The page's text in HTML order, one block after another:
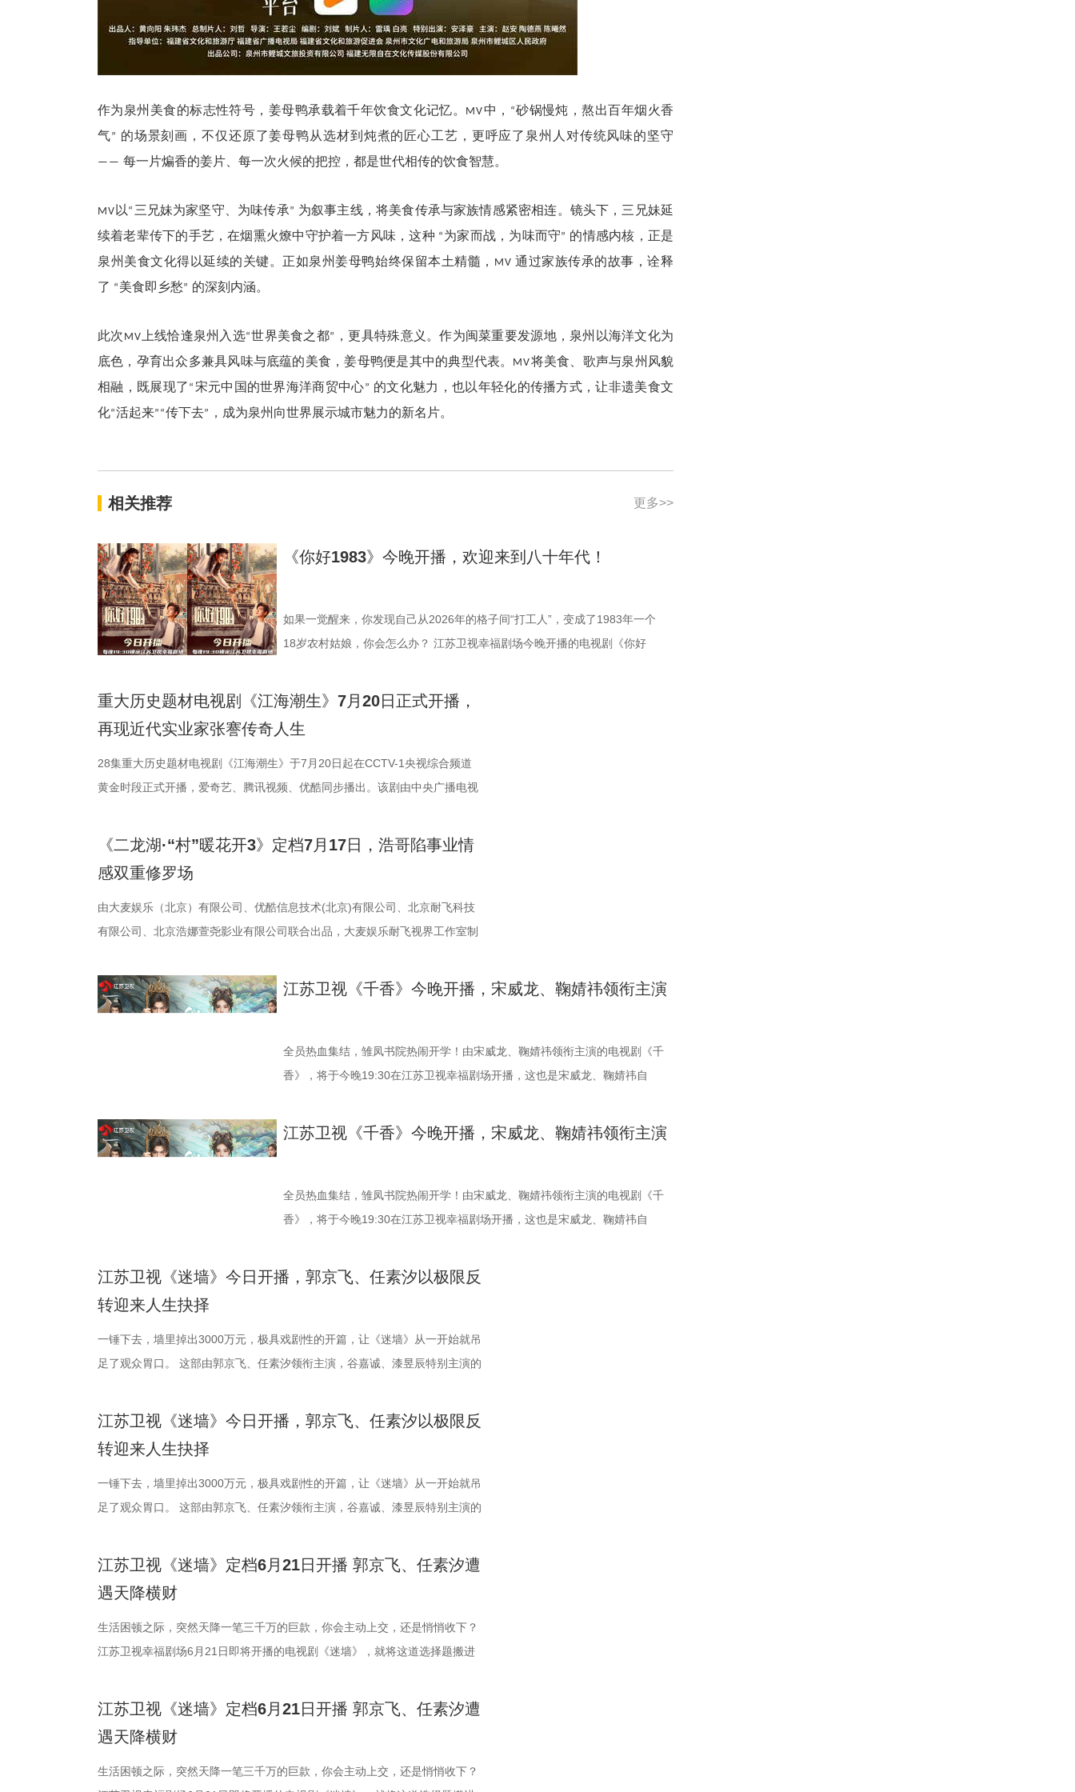
作为泉州美食的标志性符号，姜母鸭承载着千年饮食文化记忆。 MV 中， “砂锅慢炖，熬出百年烟火香
气” 的场景刻画，不仅还原了姜母鸭从选材到炖煮的匠心工艺，更呼应了泉州人对传统风味的坚守
—— 每一片煸香的姜片、每一次火候的把控，都是世代相传的饮食智慧。
MV以“ 三兄妹为家坚守、为味传承” 为叙事主线，将美食传承与家族情感紧密相连。镜头下，三兄妹延
续着老辈传下的手艺，在烟熏火燎中守护着一方风味，这种 “ 为家而战，为味而守” 的情感内核，正是
泉州美食文化得以延续的关键。正如泉州姜母鸭始终保留本土精髓， MV通过家族传承的故事，诠释
了 “ 美食即乡愁” 的深刻内涵。
此次 MV上线恰逢泉州入选“世界美食之都” ，更具特殊意义。作为闽菜重要发源地，泉州以海洋文化为
底色，孕育出众多兼具风味与底蕴的美食，姜母鸭便是其中的典型代表。 MV将美食、歌声与泉州风貌
相融，既展现了 “ 宋元中国的世界海洋商贸中心” 的文化魅力，也以年轻化的传播方式，让非遗美食文
化“活起来”“传下去” ，成为泉州向世界展示城市魅力的新名片。
相关推荐 更多>>
《你好1983》今晚开播，欢迎来到八十年代！
如果一觉醒来，你发现自己从2026年的格子间“打工人”，变成了1983年一个
18岁农村姑娘，你会怎么办？ 江苏卫视幸福剧场今晚开播的电视剧《你好
领衔主演，他们将带领各位一起，在叫卖声、自行车铃铛声和早市的热气里，
旦，醉酒后的夏晓兰（周也 饰）独自瘫倒在自家客厅，房间里一片狼藉，正如
她此刻的人生。勤勤恳恳当了多年“打工人”，却因合同上的疏漏，给公司捅了
个大窟窿，也把自己一脚踹进了深渊。醉意沉沉间，手边的闹钟滑落，发出
年的夏晓兰，而是1983年一个同名同姓的农村姑娘。 震惊、恍惚、不解……
的农村，不久前因不堪流言蜚语，走上了绝路。 没有金手指，没有系统礼包，
摆在她面前的，是比2026年还要棘手的困境：没钱、没人脉、只有一个软弱无
剧集从一开始，就牢牢把人按在了屏幕前。 “如果一切可以重来，是不是就能
来的路就会顺畅许多？可《你好1983》偏不急着给答案，反倒在开篇借夏晓兰
之口，轻轻甩出一句醒脑的话：别忘了，命运的礼物，早就悄悄标好了价格。
坦途。也恰恰因此，让人更想看下去，夏晓兰究竟能闯出一片怎样的天。 周
而这一次，她将一个“36岁现代女性魂穿18岁农村少女”的极致设定，演绎得层
次分明、真实可感。 面对乡邻泼来的脏水，她眼神冷冽，寥寥几句便直击要
代，机灵劲儿全写在眼角眉梢。 从穿碎花衫、踩解放鞋的女孩，到梳着复古卷
歌曲类节目的舞台上。而这一次，他褪去歌手的锋芒，走进了周诚的世界，饰
演一个青涩、温润的八十年代青年。 周诚是个温柔、真诚的人，始终支持着夏
成为很多人心里的“白月光”。 初见夏晓兰时藏不住的心动，到后来固执地守
外，王冠逸、郑伟、林潇、赵达、涂凌、董璇、蒋易、樊霖锋等实力派演员的
加盟，也为剧集质感保驾护航。王冠逸饰演的富商杜兆辉，既是夏晓兰的追求
支持下摆脱不幸福的婚姻，找回自我……每位演员都用自己的细腻演技，还原
天地！
重大历史题材电视剧《江海潮生》7月20日正式开播，
再现近代实业家张謇传奇人生
28集重大历史题材电视剧《江海潮生》于7月20日起在CCTV-1央视综合频道
黄金时段正式开播，爱奇艺、腾讯视频、优酷同步播出。该剧由中央广播电视
市委宣传部共同出品，北京爱奇艺科技有限公司、深圳市腾讯计算机系统有限
持项目、江苏重大题材文艺创作资助项目、江苏省广播电视局精品扶持项目，
也是近年来聚焦中国近代民族工业发展历程的重大历史题材精品力作。 《江海
潮生》以近代民族实业家、教育家张謇的毕生实践为线索，回溯在清末民初的
会变局为背景，讲述张謇高中状元后弃政从商，创办近代中国最早的民营纺织
企业之一——大生纱厂，并在外资挤压、市场动荡中拓展盐垦等实业版图，同
国、教育兴邦”的可行路径。全剧将个人命运嵌入国家转型的宏大叙事，呈现
近代知识分子从庙堂走向民间、以社会建设回应时代的使命担当。 创作团队历
身份进行多维度刻画，力求在历史事实基础上还原其精神抉择。据制片方介
绍，剧本数易其稿，并邀请近代史学者参与论证，确保重大史实准确。并在以
有担当、有家国情怀的民族企业家形象，让更多观众走近民族先贤，感受中华
民族自强不息、实干报国的精神品格。 张謇一生与近代中国命运紧密相连，既
张謇从状元到实业家的身份转变，以及近代知识分子通过实业和社会实践推动
历史纪念价值。剧名“江海潮生”既点明南通通江达海的地域特征，也隐喻张謇
立足本土、顺应时代潮流的开放视野。剧中以平实细腻的笔触呈现张謇的人生
抉择与命运沉浮，将其突破陈规、敢为人先的开阔眼界，埋头苦干、坚韧不拔
话，与当代观众形成深刻共鸣。 该剧由幸福蓝海影视文化集团股份有限公司制
笔画排序）。主创团队表示，希望借助扎实的表演与严谨的制作，让观众走近
这位“状元实业家”的真实人生，感受近代中国实业报国精神的厚重分量。 7月
20日起，《江海潮生》将在央视一套及爱奇艺、腾讯视频、优酷同步播出。
《二龙湖·“村”暖花开3》定档7月17日，浩哥陷事业情
感双重修罗场
由大麦娱乐（北京）有限公司、优酷信息技术(北京)有限公司、北京耐飞科技
有限公司、北京浩娜萱尧影业有限公司联合出品，大麦娱乐耐飞视界工作室制
该剧由东北喜剧代表人物张浩执导、编剧并领衔主演，许玉军（来喜）、刘萌
萌、张洪杰、郑舒环、郭铁城、黄晓娟、穆玉环（穆乐恩）等实力演员联袂加
席卷荧屏。 1.jpg 村官上任剧情升级，浩哥遭遇“连环劫” 《二龙湖·“村”暖花
开》系列深耕乡村振兴题材，以原汁原味的东北方言与接地气的人物群像著
物关系。 本季最大的变数，莫过于大学生村官秦淑宇【穆玉环（穆乐恩）
饰】的空降。这位带着新思想、新章程的“村官”，一上任便强势推进“旅游模范
彻底打乱。当秦淑宇严苛的规范化管理，撞上张浩灵活变通的“野路子”，二人
从工作理念到执行细节频频交锋，火花四溅，笑料百出。 2.jpg 与此同时，主
本居高不下，示范村评选更是强敌环伺，每一步都走得如履薄冰；感情上，刚
黄涌泉（刘萌萌 饰）带来的“亲子关系”风波砸中。外有示范村评选“紧箍咒”，
内有情感信任危机，张浩能否凭借他的“草根智慧”化解这场事业与情感的双重
危机，成为本季最大看点！ 全村整活群像生辉，绘就乡村振兴新图景 除情感
剧集亦不乏温情落点。既有大权、福生、二狗、郝成功等配角贡献的魔性包
深沉的爱。这种笑中带泪的叙事，让观众在收获高密度快乐的同时，更能真切
见证年轻一代对家乡建设的执着探索与赤诚之心。 作为“二龙湖”IP的成熟续
作，第三季也从未止步于插科打诨，而是敏锐捕捉时代脉搏，将直播助农、文
深度融合四平本地地标与文化符号，用“草根智慧”化解发展难题，在鸡飞狗跳
到烟火气，“二龙湖”系列始终记录着黑土地上的喜怒哀乐。7月17日起，锁定
优酷《二龙湖·“村”暖花开3》，邀你见证浩哥如何在事业滑铁卢与情感修罗场
中见招拆招，靠一股子韧劲儿把日子过得“村”暖花开！
江苏卫视《千香》今晚开播，宋威龙、鞠婧祎领衔主演
全员热血集结，雏凤书院热闹开学！由宋威龙、鞠婧祎领衔主演的电视剧《千
香》，将于今晚19:30在江苏卫视幸福剧场开播，这也是宋威龙、鞠婧祎自
们的期待。 入书院遇良人，也遇天敌 《千香》的故事，始于一场命运的交
修远（宋威龙 饰），也以温润少年的身份步入书院。同窗修习的时光里，从陌
生到熟悉，从试探到依赖，情愫在一次次共渡难关中悄然滋生。 鞠婧祎饰演的
蜕变为清冷坚韧、身负三界命运的神女；而雷修远的真实身份，则是身负诅
的设定，也让不少观众将其称呼为修仙版的“梁山伯与祝英台”。 视觉层面，
《千香》也呈现了一场国风美学的精致范本。剧组历时数月，手工打造了800
罗裙、简约头饰为主，展现灵动娇俏。后期蜕变为清冷神女姜黎非，以蓝白色
看似清雅素净，实则腰封与袖口暗藏金线雷纹，正应了造型团队“藏雷于水”的
设计巧思，于无声处见惊雷。 宋威龙、鞠婧祎共赴一场避不可避的宿命 挺拔
目光牢牢锁定。虽是古装剧的“常客”，但此次在《千香》中，他完成了一次令
足。 鞠婧祎的每一次古装亮相，都不曾让人失望。这一次，她化身青丘孤女小
棒槌，从伪装“特困生”时的狡黠灵动、戏精附体，到进入雏凤书院后踏实修习
层蜕变拿捏得细腻而动人。 这是宋威龙与鞠婧祎继《漂亮书生》后的二度合
的化学反应会碰撞出怎样新的火花？着实令人期待！ 此外，《千香》还汇集了
江苏卫视《千香》今晚开播，宋威龙、鞠婧祎领衔主演
全员热血集结，雏凤书院热闹开学！由宋威龙、鞠婧祎领衔主演的电视剧《千
香》，将于今晚19:30在江苏卫视幸福剧场开播，这也是宋威龙、鞠婧祎自
们的期待。 入书院遇良人，也遇天敌 《千香》的故事，始于一场命运的交
修远（宋威龙 饰），也以温润少年的身份步入书院。同窗修习的时光里，从陌
生到熟悉，从试探到依赖，情愫在一次次共渡难关中悄然滋生。 鞠婧祎饰演的
蜕变为清冷坚韧、身负三界命运的神女；而雷修远的真实身份，则是身负诅
的设定，也让不少观众将其称呼为修仙版的“梁山伯与祝英台”。 视觉层面，
《千香》也呈现了一场国风美学的精致范本。剧组历时数月，手工打造了800
罗裙、简约头饰为主，展现灵动娇俏。后期蜕变为清冷神女姜黎非，以蓝白色
看似清雅素净，实则腰封与袖口暗藏金线雷纹，正应了造型团队“藏雷于水”的
设计巧思，于无声处见惊雷。 宋威龙、鞠婧祎共赴一场避不可避的宿命 挺拔
目光牢牢锁定。虽是古装剧的“常客”，但此次在《千香》中，他完成了一次令
足。 鞠婧祎的每一次古装亮相，都不曾让人失望。这一次，她化身青丘孤女小
江苏卫视《迷墙》今日开播，郭京飞、任素汐以极限反
转迎来人生抉择
一锤下去，墙里掉出3000万元，极具戏剧性的开篇，让《迷墙》从一开始就吊
足了观众胃口。 这部由郭京飞、任素汐领衔主演，谷嘉诚、漆昱辰特别主演的
降巨款，一对被推入命运漩涡的普通夫妻，这场关于金钱、婚姻与人性的考验
对带着几分霉运的夫妻。丈夫余鸣（郭京飞 饰）在生活和赚钱上都颇为不着
调：直播卖珍珠粉被曝质量问题，急于救人却忘了拉手刹导致车辆刮蹭，全责
赔付30万元压得他喘不过气；为解家庭危机，他甚至铤而走险，听信损友的话
个生活不如意、处处惹是生非的倒霉蛋。 妻子文一彤（任素汐 饰）同样深陷
视如己出。然而生活的重担与余鸣的不着调，让她看不到任何希望。无奈之
下，她只能选择离婚。 《迷墙》正是聚焦余鸣、文一彤这对普通中年夫妻的生
活轨迹，让他们在人生最低谷处迎来绝境翻盘，买下“凶宅”的余鸣竟从墙体中
边人的变化与陌生人的觊觎，这3000万就像一面照妖镜，揭开了这对中年夫妻
来的财富彻底打破了余鸣和文一彤原本的平凡生活，但没想到钱带来的不是安
稳，而是无尽的迷茫与恐慌。夫妻二人从穷途乍富到手足无措，深陷金钱带来
江苏卫视《迷墙》今日开播，郭京飞、任素汐以极限反
转迎来人生抉择
一锤下去，墙里掉出3000万元，极具戏剧性的开篇，让《迷墙》从一开始就吊
足了观众胃口。 这部由郭京飞、任素汐领衔主演，谷嘉诚、漆昱辰特别主演的
降巨款，一对被推入命运漩涡的普通夫妻，这场关于金钱、婚姻与人性的考验
对带着几分霉运的夫妻。丈夫余鸣（郭京飞 饰）在生活和赚钱上都颇为不着
调：直播卖珍珠粉被曝质量问题，急于救人却忘了拉手刹导致车辆刮蹭，全责
赔付30万元压得他喘不过气；为解家庭危机，他甚至铤而走险，听信损友的话
个生活不如意、处处惹是生非的倒霉蛋。 妻子文一彤（任素汐 饰）同样深陷
视如己出。然而生活的重担与余鸣的不着调，让她看不到任何希望。无奈之
下，她只能选择离婚。 《迷墙》正是聚焦余鸣、文一彤这对普通中年夫妻的生
江苏卫视《迷墙》定档6月21日开播 郭京飞、任素汐遭
遇天降横财
生活困顿之际，突然天降一笔三千万的巨款，你会主动上交，还是悄悄收下？
江苏卫视幸福剧场6月21日即将开播的电视剧《迷墙》，就将这道选择题搬进
刘天佐友情主演。面对天降横财，他们到底会发什么啼笑皆非的故事？ 中年夫
饰）被扣上“一事无成”的标签，妻子文一彤（任素汐 饰）在生活重压下满心倦
怠，二人隔阂渐深。然而峰回路转的情节发生了——两人辛苦攒钱买下旧房，
江苏卫视《迷墙》定档6月21日开播 郭京飞、任素汐遭
遇天降横财
生活困顿之际，突然天降一笔三千万的巨款，你会主动上交，还是悄悄收下？